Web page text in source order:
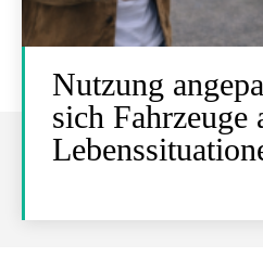
Nutzung
sich Fahrzeuge